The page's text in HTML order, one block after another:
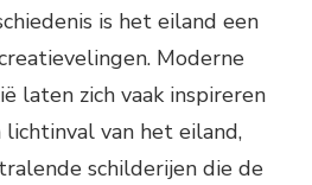
is het eiland een
Moderne
laten zich vaak inspireren
van het eiland,
schilderijen die de